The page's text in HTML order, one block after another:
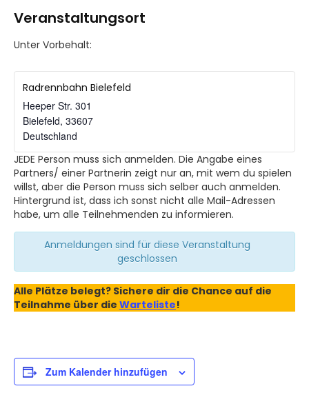
Veranstaltungsort
Unter Vorbehalt:
Radrennbahn Bielefeld
Heeper Str. 301
Bielefeld, 33607
Deutschland
JEDE Person muss sich anmelden. Die Angabe eines
Partners/ einer Partnerin zeigt nur an, mit wem du spielen
willst, aber die Person muss sich selber auch anmelden.
Hintergrund ist, dass ich sonst nicht alle Mail-Adressen
habe, um alle Teilnehmenden zu informieren.
Anmeldungen sind für diese Veranstaltung
geschlossen
Alle Plätze belegt? Sichere dir die Chance auf die
Teilnahme über die Warteliste!
Zum Kalender hinzufügen